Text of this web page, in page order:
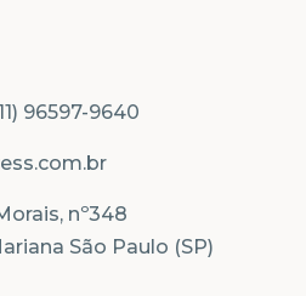
96597-9640
nº348
São Paulo (SP)